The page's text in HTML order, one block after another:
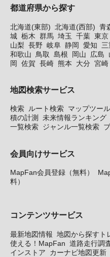
都道府県から探す
北海道(東部) 北海道(西部) 青
城 栃木 群馬 埼玉 千葉 東京
山梨 長野 岐阜 静岡 愛知
和歌山
鳥取 島根 岡山 広島
岡 佐賀 長崎 熊本 大分 宮崎
地図検索サービス
検索 ルート検索 マップツール
積の計測
未来情報ランキング
一覧検索 ジャンル一覧検索
会員向けサービス
MapFan会員登録（無料）
料）
コンテンツサービス
最新地図情報 地図から探すト
使える！MapFan 道路走行調
インストア
カーナビ地図更新